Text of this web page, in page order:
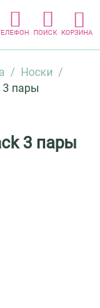
ПОИСК КОРЗИНА
/ Носки /
3 пары
3 пары